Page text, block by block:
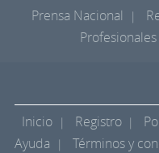
Prensa Nacional
Profesionales
Inicio Registro
Ayuda
Términos y